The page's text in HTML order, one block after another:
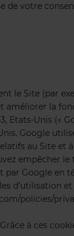
de votre
le Site (par
améliorer la
Etats-Unis («
Google
au Site et à
empêcher
Google en
d’utilisation
policies/
à ces